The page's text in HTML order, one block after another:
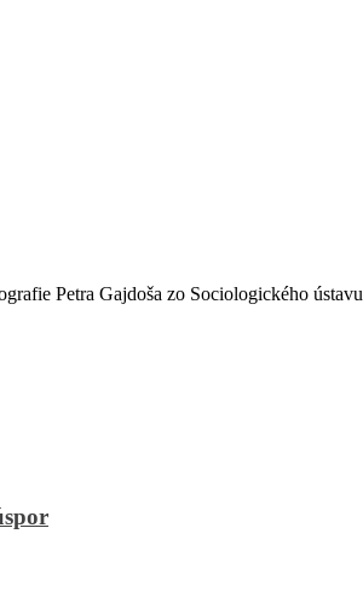
Petra Gajdoša zo Sociologického ústavu